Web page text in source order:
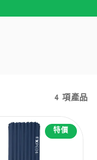
4 項產品
特價